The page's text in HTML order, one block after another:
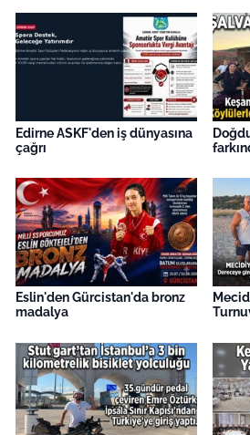
Edirne ASKF'den iş dünyasına
çağrı
Eslin'den Gürcistan'da bronz
madalya